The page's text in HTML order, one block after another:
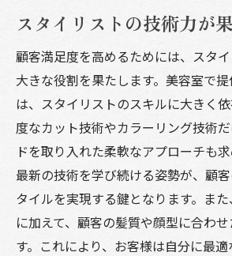
効果的なカウンセリング時
顧客ニーズに応じた美容室の施
き上げる理由
個々の髪質に応じた対応の
最新の技術を取り入れるメ
顧客のライフスタイルに合
カスタマイズ施術がもたら
施術中の説明とコミュニケ
結果に対するフィードバッ
スタイリストの技術力が
顧客満足度を高めるためには、スタ
大きな役割を果たします。美容室で
は、スタイリストのスキルに大きく
度なカット技術やカラーリング技術
ドを取り入れた柔軟なアプローチも
最新の技術を学び続ける姿勢が、顧
タイルを実現する鍵となります。ま
に加えて、顧客の髪質や顔型に合わ
す。これにより、お客様は自分に最